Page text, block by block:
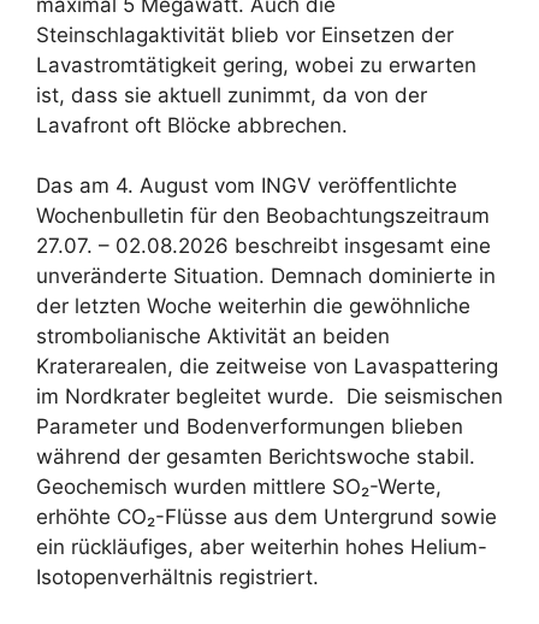
Steinschlagaktivität blieb vor Einsetzen der
Lavastromtätigkeit gering, wobei zu erwarten
ist, dass sie aktuell zunimmt, da von der
Lavafront oft Blöcke abbrechen.
Das am 4. August vom INGV veröffentlichte
Wochenbulletin für den Beobachtungszeitraum
27.07. – 02.08.2026 beschreibt insgesamt eine
unveränderte Situation. Demnach dominierte in
der letzten Woche weiterhin die gewöhnliche
strombolianische Aktivität an beiden
Kraterarealen, die zeitweise von Lavaspattering
im Nordkrater begleitet wurde. Die seismischen
Parameter und Bodenverformungen blieben
während der gesamten Berichtswoche stabil.
Geochemisch wurden mittlere SO₂-Werte,
erhöhte CO₂-Flüsse aus dem Untergrund sowie
ein rückläufiges, aber weiterhin hohes Helium-
Isotopenverhältnis registriert.